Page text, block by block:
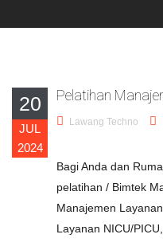
20
JUL
2024
Pelatihan
Lawang Techno
Bagi Anda dan
pelatihan / Bimtek
Manajemen
Layanan NICU/